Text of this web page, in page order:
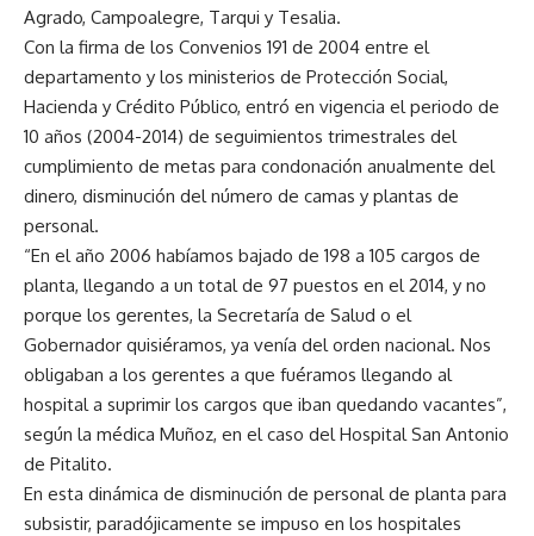
Agrado, Campoalegre, Tarqui y Tesalia.
Con la firma de los Convenios 191 de 2004 entre el
departamento y los ministerios de Protección Social,
Hacienda y Crédito Público, entró en vigencia el periodo de
10 años (2004-2014) de seguimientos trimestrales del
cumplimiento de metas para condonación anualmente del
dinero, disminución del número de camas y plantas de
personal.
“En el año 2006 habíamos bajado de 198 a 105 cargos de
planta, llegando a un total de 97 puestos en el 2014, y no
porque los gerentes, la Secretaría de Salud o el
Gobernador quisiéramos, ya venía del orden nacional. Nos
obligaban a los gerentes a que fuéramos llegando al
hospital a suprimir los cargos que iban quedando vacantes”,
según la médica Muñoz, en el caso del Hospital San Antonio
de Pitalito.
En esta dinámica de disminución de personal de planta para
subsistir, paradójicamente se impuso en los hospitales